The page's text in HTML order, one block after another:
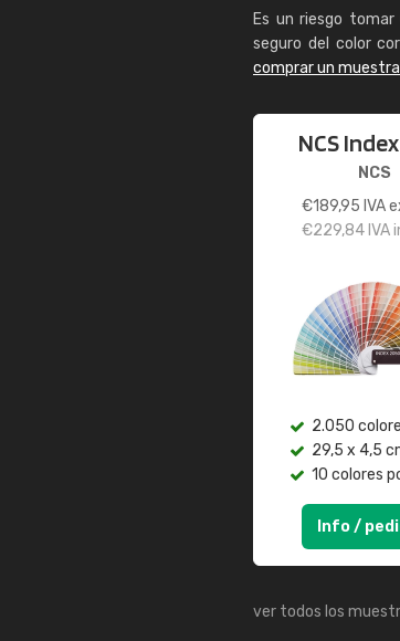
Es un riesgo
seguro del color
comprar un muestra
NCS
NCS
€189,95 IVA
€229,84 IVA
2.050
29,5 x 4,5
10 colores
Info /
ver todos los